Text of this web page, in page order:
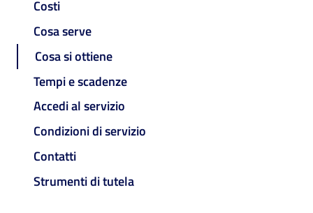
Costi
Cosa serve
Cosa si ottiene
Tempi e scadenze
Accedi al servizio
Condizioni di servizio
Contatti
Strumenti di tutela